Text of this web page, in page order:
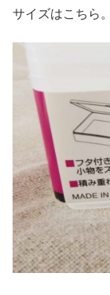
サイズはこちら